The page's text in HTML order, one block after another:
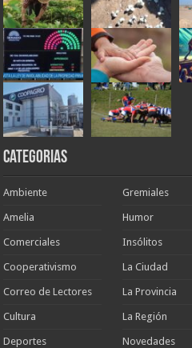
Categorias
Ambiente
Amelia
Comerciales
Cooperativismo
Correo de Lectores
Cultura
Deportes
Gremiales
Humor
Insólitos
La Ciudad
La Provincia
La Región
Novedades